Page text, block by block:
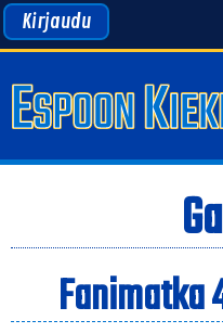
Kirjaudu
Fanimatka